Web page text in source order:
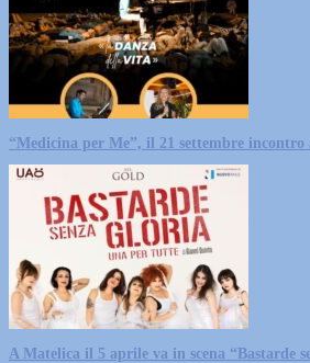
“Medicina per Me”, il 21 settembre incontro
A Matelica il 5 aprile va in scena “Bastarde